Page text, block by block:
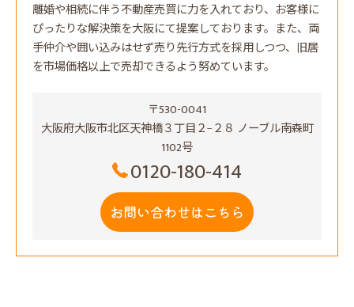
離婚や相続に伴う不動産売買に力を入れており、お客様に
ぴったりな解決策を大阪にて提案しております。また、両
手仲介や囲い込みはせず売り先行方式を採用しつつ、旧居
を市場価格以上で売却できるよう努めています。
〒530-0041
大阪府大阪市北区天神橋３丁目２−２８ ノーブル南森町
1102号
0120-180-414
お問い合わせはこちら